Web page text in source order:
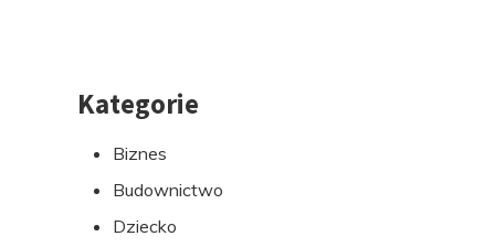
PrzejdźKategorie
Biznes
Budownictwo
Dziecko